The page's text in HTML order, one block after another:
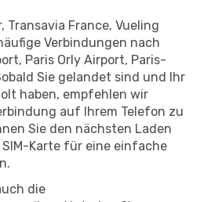
Transavia France, Vueling
Verbindungen nach
Paris Orly Airport, Paris-
Sie gelandet sind und Ihr
haben, empfehlen wir
auf Ihrem Telefon zu
Sie den nächsten Laden
Karte für eine einfache
die